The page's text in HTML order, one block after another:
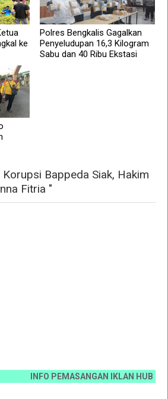
ke
Polres Bengkalis Gagalkan
Penyeludupan 16,3 Kilogram
Sabu dan 40 Ribu Ekstasi
Bappeda Siak, Hakim
Fitria "
INFO PEMASANGAN IKLAN HUB 0812